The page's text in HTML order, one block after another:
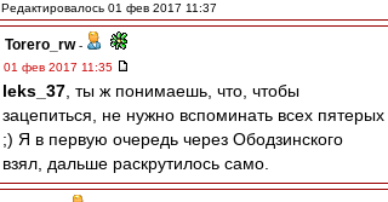
Редактировалось 01 фев 2017 11:37
Torero_rw-
01 фев 2017 11:35
leks_37 , ты ж понимаешь, что, чтобы
зацепиться, не нужно вспоминать всех пятерых
;) Я в первую очередь через Ободзинского
взял, дальше раскрутилось само.